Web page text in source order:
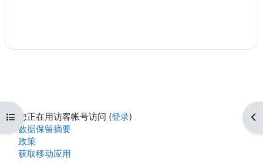
打开课程索引 打
您正在用访客帐号访问 (登录)
‎数据保留摘要‎
政策
获取移动应用